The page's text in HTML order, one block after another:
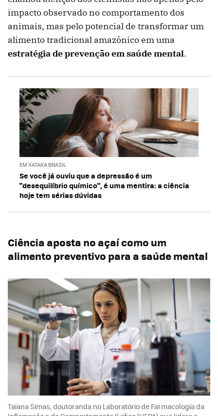
impacto observado no comportamento dos
animais, mas pelo potencial de transformar um
alimento tradicional amazônico em uma
estratégia de prevenção em saúde mental.
EM XATAKA BRASIL
Se você já ouviu que a depressão é um
"desequilíbrio químico", é uma mentira: a ciência
hoje tem sérias dúvidas
Ciência aposta no açaí como um
alimento preventivo para a saúde mental
Taiana Simas, doutoranda no Laboratório de Farmacologia da